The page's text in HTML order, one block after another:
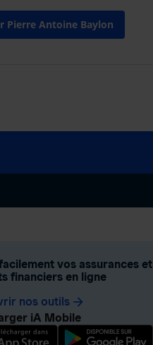
Pierre Antoine Baylon
vos assurances et
financiers en ligne
nos outils arrow_forward
iA Mobile